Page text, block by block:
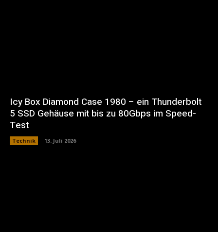
Icy Box Diamond Case 1980 – ein Thunderbolt
5 SSD Gehäuse mit bis zu 80Gbps im Speed-
Test
Technik 13. Juli 2026